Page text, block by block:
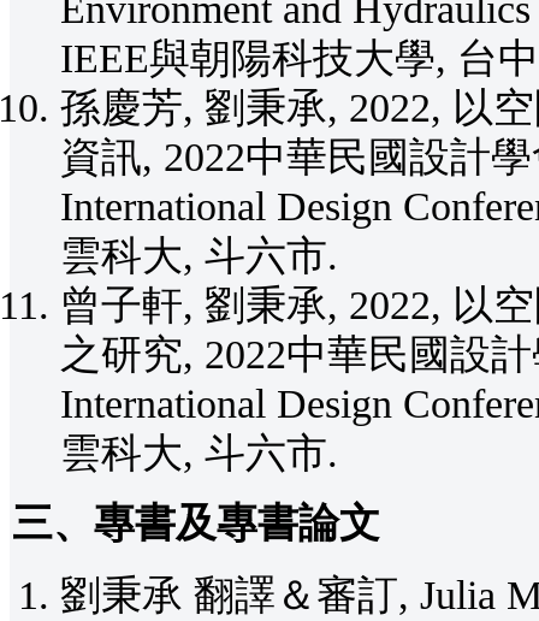
Environment and
IEEE與朝陽科技大學, 台
孫慶芳, 劉秉承, 2022, 以
資訊, 2022中華民國設計
International Design
雲科大, 斗六市.
曾子軒, 劉秉承, 2022, 以
之研究, 2022中華民國設
International Design
雲科大, 斗六市.
三、專書及專書論文
劉秉承 翻譯＆審訂, Julia